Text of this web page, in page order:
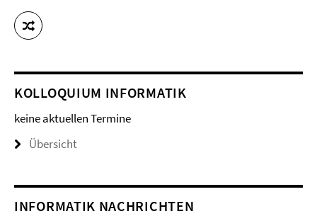
KOLLOQUIUM INFORMATIK
keine aktuellen Termine
Übersicht
INFORMATIK NACHRICHTEN